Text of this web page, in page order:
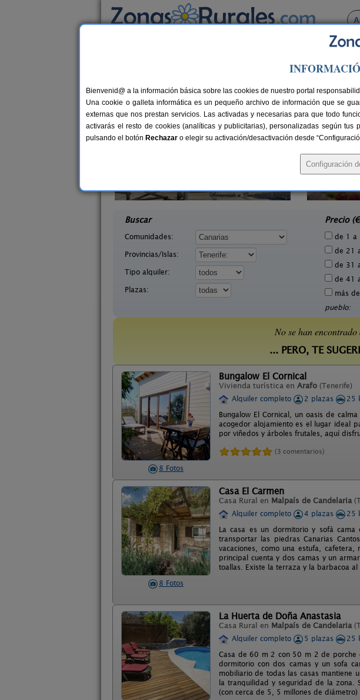
Busca por pueblo
Casas Rurales cerca de Las Cuevecitas
25 €
Buscar
Comunidades:
Provincias/Islas:
Tipo alquiler:
Plazas:
Precio
de 1 a
de 21
de 31
de 41
más
pueblo:
No se han
... PERO, TE
8 Fotos
Bungalow El Cornical
Vivienda turística en Arafo (Tenerife)
Alquiler completo
2 plazas 25
Bungalow El Cornical, un oasis de
acogedor alojamiento es el lugar ideal
por viñedos y árboles frutales, aquí
(3 comentarios)
8 Fotos
Casa El Carmen
Casa Rural en Malpaís de Candelaria
Alquiler completo
4 plazas 25
La casa es un dormitorio y sofá
transportar las piedras Canarias
vacaciones, como una estufa,
principal cuenta y dos camas y un
toallas. Existe la terraza y la barbacoa
La Huerta de Doña Anastasia
Casa Rural en Malpaís de Candelaria
Alquiler completo
5 plazas 25
Casa de 60 m 2 con 50 m 2 de porche
dormitorio con dos camas y un sofa
mobiliario de todas las casas mantiene
la tranquilidad y seguridad de la zona.
(con cerca de 5, 5 millones de
Bienvenid@ a la información básica sobre las cookies de nuestro portal
Una cookie o galleta informática es un pequeño archivo de información que se
externas que nos prestan servicios. Las activadas y necesarias para que todo
activarás el resto de cookies (analíticas y publicitarias), personalizadas según
pulsando el botón Rechazar o elegir su activación/desactivación desde